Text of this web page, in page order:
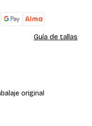
Guía de tallas
original